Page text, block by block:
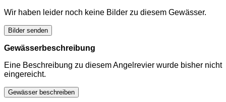
Wir haben leider noch keine Bilder zu diesem Gewässer.
Bilder senden
Gewässerbeschreibung
Eine Beschreibung zu diesem Angelrevier wurde bisher nicht
eingereicht.
Gewässer beschreiben